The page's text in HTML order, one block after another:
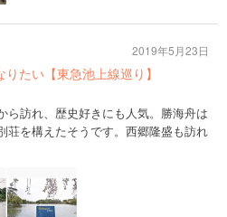
たい【東急池上線巡り】
ら訪れ、歴史好きにも人気。勝海舟は
荘を構えたそうです。西郷隆盛も訪れ
2019年5月23日